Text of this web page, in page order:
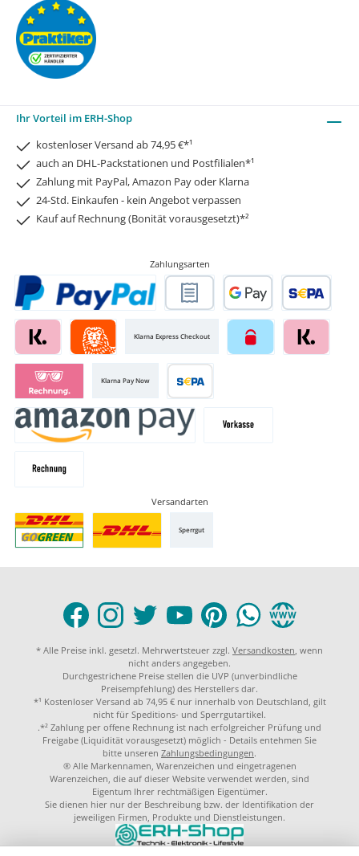
Ihr Vorteil im ERH-Shop
kostenloser Versand ab 74,95 €*¹
auch an DHL-Packstationen und Postfilialen*¹
Zahlung mit PayPal, Amazon Pay oder Klarna
24-Std. Einkaufen - kein Angebot verpassen
Kauf auf Rechnung (Bonität vorausgesetzt)*²
Zahlungsarten
Klarna Express Checkout
Klarna Pay Now
Versandarten
Sperrgut
* Alle Preise inkl. gesetzl. Mehrwertsteuer zzgl. Versandkosten, wenn
nicht anders angegeben.
Durchgestrichene Preise stellen die UVP (unverbindliche
Preisempfehlung) des Herstellers dar.
*¹ Kostenloser Versand ab 74,95 € nur innerhalb von Deutschland, gilt
nicht für Speditions- und Sperrgutartikel.
.*² Zahlung per offene Rechnung ist nach erfolgreicher Prüfung und
Freigabe (Liquidität vorausgesetzt) möglich - Details entehmen Sie
bitte unseren Zahlungsbedingungen.
® Alle Markennamen, Warenzeichen und eingetragenen
Warenzeichen, die auf dieser Website verwendet werden, sind
Eigentum Ihrer rechtmäßigen Eigentümer.
Sie dienen hier nur der Beschreibung bzw. der Identifikation der
jeweiligen Firmen, Produkte und Dienstleistungen.